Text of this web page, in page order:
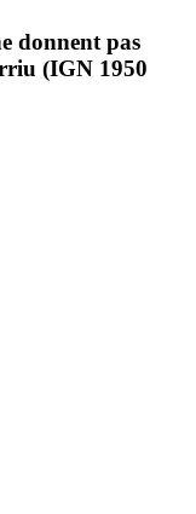
donnent pas
(IGN 1950